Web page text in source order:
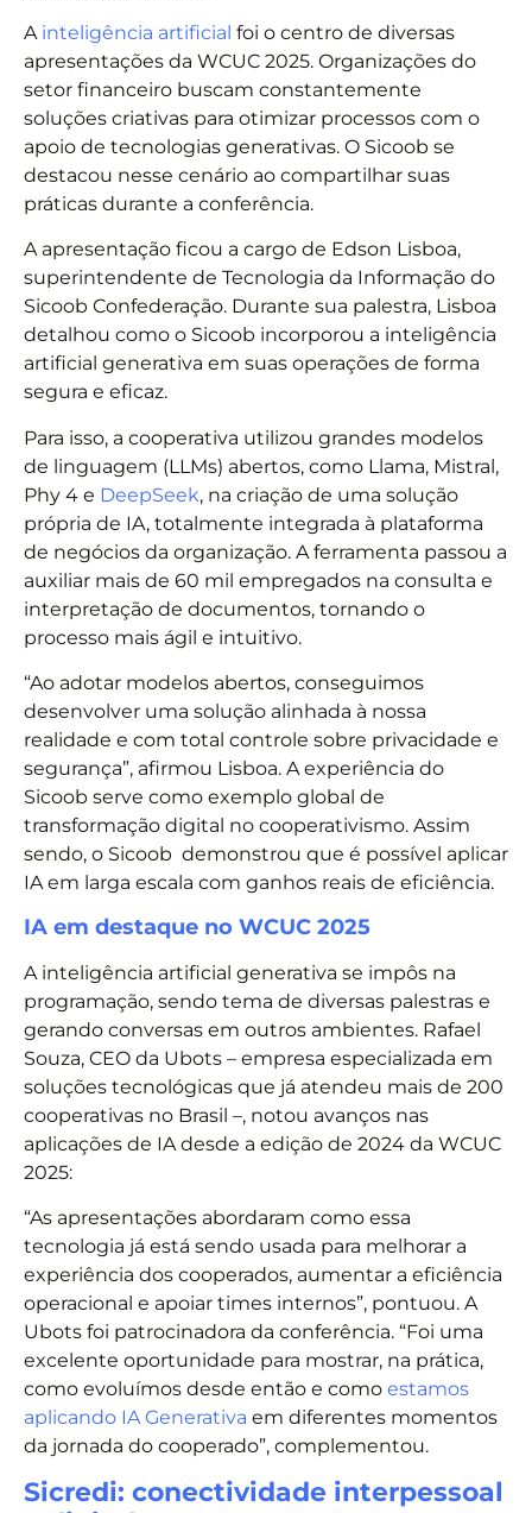
A inteligência artificial foi o centro de diversas
apresentações da WCUC 2025. Organizações do
setor financeiro buscam constantemente
soluções criativas para otimizar processos com o
apoio de tecnologias generativas. O Sicoob se
destacou nesse cenário ao compartilhar suas
práticas durante a conferência.
A apresentação ficou a cargo de Edson Lisboa,
superintendente de Tecnologia da Informação do
Sicoob Confederação. Durante sua palestra, Lisboa
detalhou como o Sicoob incorporou a inteligência
artificial generativa em suas operações de forma
segura e eficaz.
Para isso, a cooperativa utilizou grandes modelos
de linguagem (LLMs) abertos, como Llama, Mistral,
Phy 4 e DeepSeek, na criação de uma solução
própria de IA, totalmente integrada à plataforma
de negócios da organização. A ferramenta passou a
auxiliar mais de 60 mil empregados na consulta e
interpretação de documentos, tornando o
processo mais ágil e intuitivo.
“Ao adotar modelos abertos, conseguimos
desenvolver uma solução alinhada à nossa
realidade e com total controle sobre privacidade e
segurança”, afirmou Lisboa. A experiência do
Sicoob serve como exemplo global de
transformação digital no cooperativismo. Assim
sendo, o Sicoob demonstrou que é possível aplicar
IA em larga escala com ganhos reais de eficiência.
IA em destaque no WCUC 2025
A inteligência artificial generativa se impôs na
programação, sendo tema de diversas palestras e
gerando conversas em outros ambientes. Rafael
Souza, CEO da Ubots – empresa especializada em
soluções tecnológicas que já atendeu mais de 200
cooperativas no Brasil –, notou avanços nas
aplicações de IA desde a edição de 2024 da WCUC
2025:
“As apresentações abordaram como essa
tecnologia já está sendo usada para melhorar a
experiência dos cooperados, aumentar a eficiência
operacional e apoiar times internos”, pontuou. A
Ubots foi patrocinadora da conferência. “Foi uma
excelente oportunidade para mostrar, na prática,
como evoluímos desde então e como estamos
aplicando IA Generativa em diferentes momentos
da jornada do cooperado”, complementou.
Sicredi: conectividade interpessoal